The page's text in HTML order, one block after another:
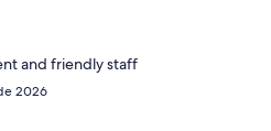
and friendly staff
2026